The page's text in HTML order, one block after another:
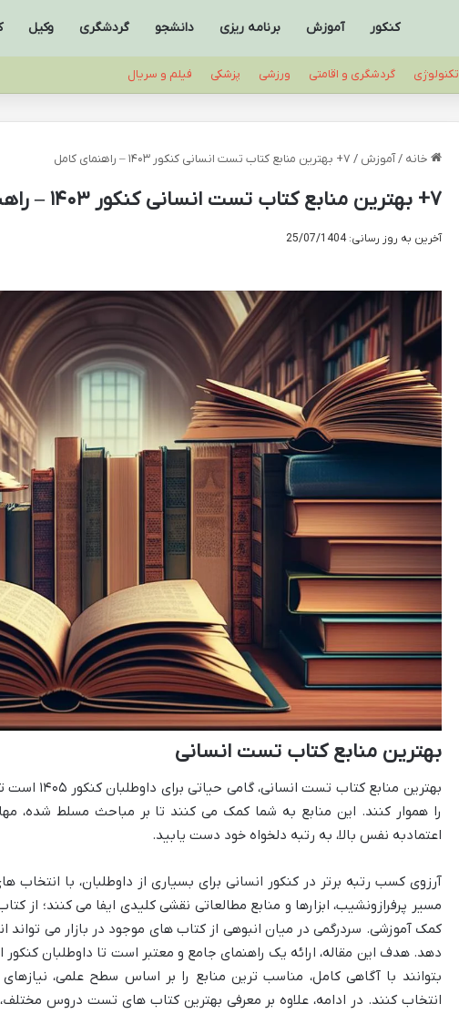
کنکور آموزش برنامه ریزی دانشجو گردشگری وکیل
تکنولوژی گردشگری و اقامتی ورزشی پزشکی فیلم و سریال
خانه /آموزش / ۷+ بهترین منابع کتاب تست انسانی کنکور ۱۴۰۳ – راهنمای کامل
۷+ بهترین منابع کتاب تست انسانی کنکور ۱۴۰۳ – راهنمای کامل
آخرین به روز رسانی: 25/07/1404
بهترین منابع کتاب تست انسانی
بهترین منابع
را هموار کنند. این منابع به شما کمک می کنند تا بر مباحث مسلط شده،
اعتمادبه نفس بالا، به رتبه دلخواه خود دست یابید.
آرزوی کسب رتبه برتر در کنکور انسانی برای بسیاری از داوطلبان، با
مسیر پرفرازونشیب، ابزارها و منابع مطالعاتی نقشی کلیدی ایفا می کنند؛
کمک آموزشی. سردرگمی در میان انبوهی از کتاب های موجود در بازار می تواند
بتوانند با آگاهی کامل، مناسب ترین منابع را بر اساس سطح علمی، نیازهای
انتخاب کنند. در ادامه، علاوه بر معرفی بهترین کتاب های تست دروس